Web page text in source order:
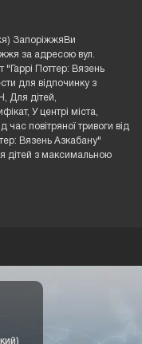
ЗапоріжжяВи
за адресою вул.
"Гаррі Поттер: Вязень
для відпочинку з
дітей,
У центрі міста,
повітряної тривоги від
Вязень Азкабану"
дітей з максимальною